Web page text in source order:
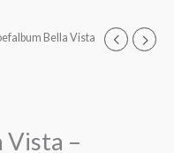
Bella Vista
Vista –